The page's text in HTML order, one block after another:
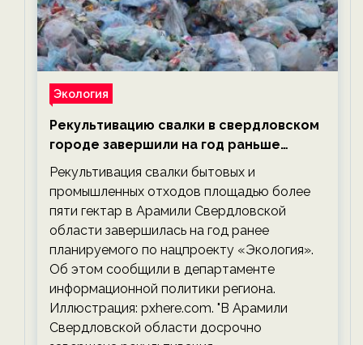
Экология
Рекультивацию свалки в свердловском
городе завершили на год раньше
планируемого срока — новости
экологии на ECOportal
Рекультивация свалки бытовых и
промышленных отходов площадью более
пяти гектар в Арамили Свердловской
области завершилась на год ранее
планируемого по нацпроекту «Экология».
Об этом сообщили в департаменте
информационной политики региона.
Иллюстрация: pxhere.com. "В Арамили
Свердловской области досрочно